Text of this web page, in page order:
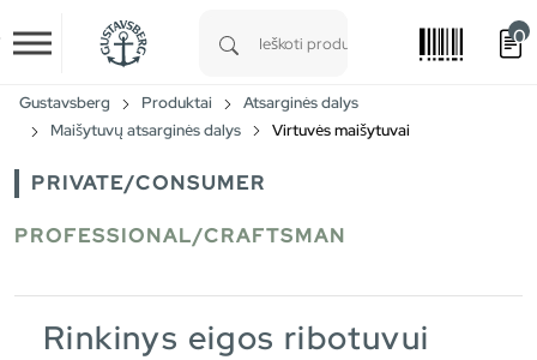
Skip to main content
0
Gustavsberg Produktai
Atsarginės dalys
Maišytuvų atsarginės dalys
Virtuvės maišytuvai
PRIVATE/CONSUMER
PROFESSIONAL/CRAFTSMAN
Rinkinys eigos ribotuvui